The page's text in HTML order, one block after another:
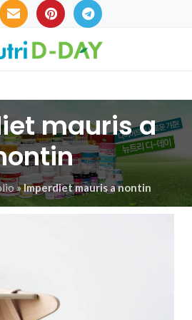
mauris a
»Imperdiet mauris a nontin